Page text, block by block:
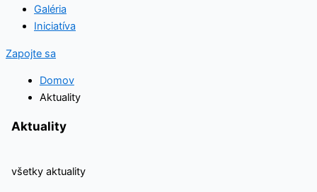
Galéria
Iniciatíva
Zapojte sa
Domov
Aktuality
Aktuality
všetky aktuality